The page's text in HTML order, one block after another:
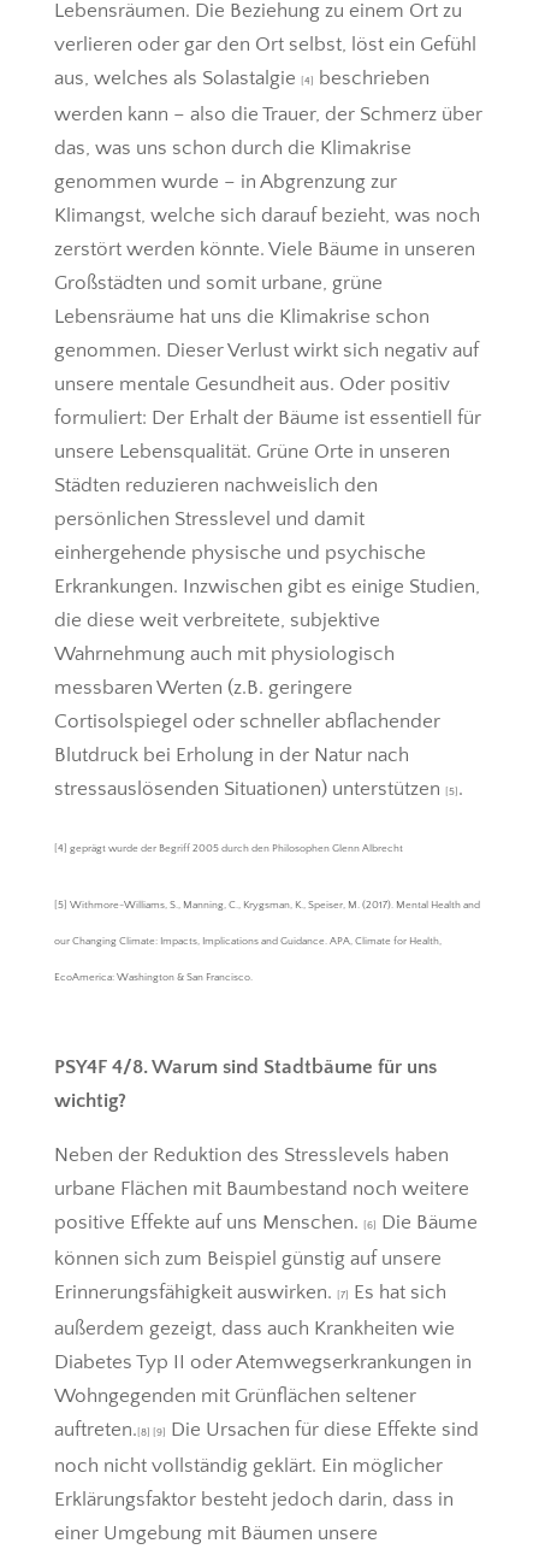
Lebensräumen. Die Beziehung zu einem Ort zu
verlieren oder gar den Ort selbst, löst ein Gefühl
aus, welches als Solastalgie
[4]
beschrieben
werden kann – also die Trauer, der Schmerz über
das, was uns schon durch die Klimakrise
genommen wurde – in Abgrenzung zur
Klimangst, welche sich darauf bezieht, was noch
zerstört werden könnte. Viele Bäume in unseren
Großstädten und somit urbane, grüne
Lebensräume hat uns die Klimakrise schon
genommen. Dieser Verlust wirkt sich negativ auf
unsere mentale Gesundheit aus. Oder positiv
formuliert: Der Erhalt der Bäume ist essentiell für
unsere Lebensqualität. Grüne Orte in unseren
Städten reduzieren nachweislich den
persönlichen Stresslevel und damit
einhergehende physische und psychische
Erkrankungen. Inzwischen gibt es einige Studien,
die diese weit verbreitete, subjektive
Wahrnehmung auch mit physiologisch
messbaren Werten (z.B. geringere
Cortisolspiegel oder schneller abflachender
Blutdruck bei Erholung in der Natur nach
stressauslösenden Situationen) unterstützen
[5] .
[4] geprägt wurde der Begriff 2005 durch den Philosophen Glenn Albrecht
[5] Withmore-Williams, S., Manning, C., Krygsman, K., Speiser, M. (2017). Mental Health and
our Changing Climate: Impacts, Implications and Guidance. APA, Climate for Health,
EcoAmerica: Washington & San Francisco.
PSY4F 4/8. Warum sind Stadtbäume für uns
wichtig?
Neben der Reduktion des Stresslevels haben
urbane Flächen mit Baumbestand noch weitere
positive Effekte auf uns Menschen.
[6]
Die Bäume
können sich zum Beispiel günstig auf unsere
Erinnerungsfähigkeit auswirken.
[7]
Es hat sich
außerdem gezeigt, dass auch Krankheiten wie
Diabetes Typ II oder Atemwegserkrankungen in
Wohngegenden mit Grünflächen seltener
auftreten. [8] [9]
Die Ursachen für diese Effekte sind
noch nicht vollständig geklärt. Ein möglicher
Erklärungsfaktor besteht jedoch darin, dass in
einer Umgebung mit Bäumen unsere